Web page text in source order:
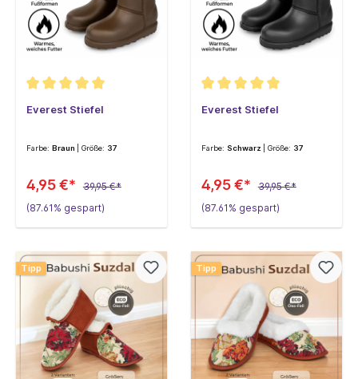
Everest Stiefel
Farbe: Braun | Größe: 37
4,95 €*
39,95 €*
(87.61% gespart)
Everest Stiefel
Farbe: Schwarz | Größe: 37
4,95 €*
39,95 €*
(87.61% gespart)
Tipp Tipp